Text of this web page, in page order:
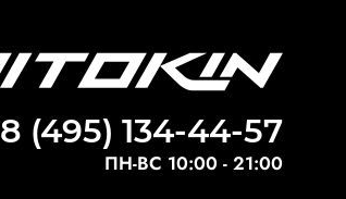
8 (495) 134-44-57
ПН-ВС 10:00 - 21:00